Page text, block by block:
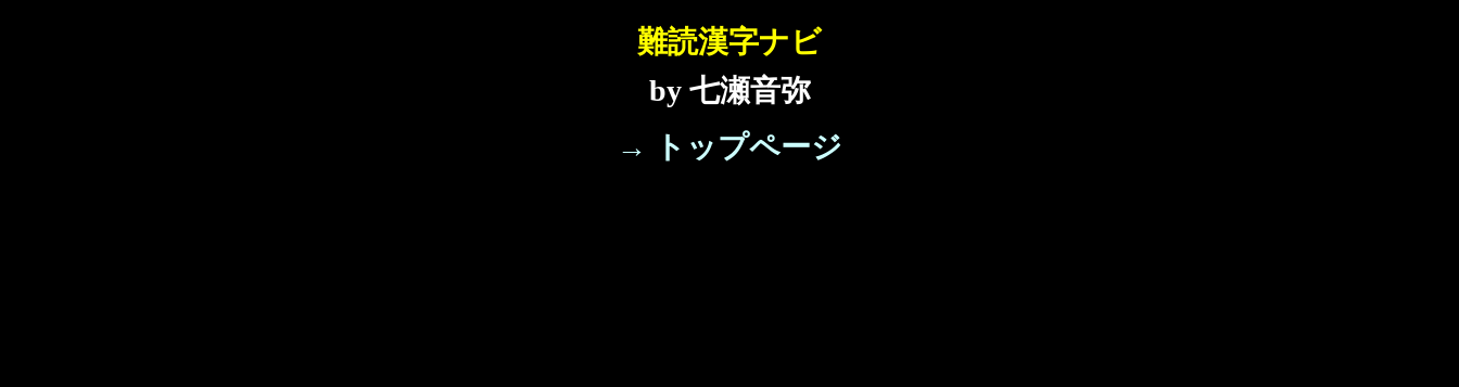
難読漢字ナビ
by 七瀬音弥
→ トップページ